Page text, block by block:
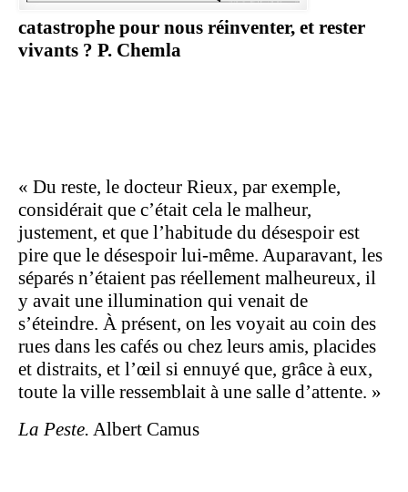
catastrophe pour nous réinventer, et rester
vivants ? P. Chemla
« Du reste, le docteur Rieux, par exemple,
considérait que c’était cela le malheur,
justement, et que l’habitude du désespoir est
pire que le désespoir lui-même. Auparavant, les
séparés n’étaient pas réellement malheureux, il
y avait une illumination qui venait de
s’éteindre. À présent, on les voyait au coin des
rues dans les cafés ou chez leurs amis, placides
et distraits, et l’œil si ennuyé que, grâce à eux,
toute la ville ressemblait à une salle d’attente. »
La Peste. Albert Camus